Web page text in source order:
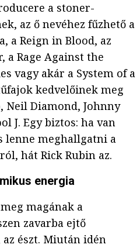
a stoner-
az ő nevéhez fűzhető a
a Reign in Blood, az
a Rage Against the
vagy akár a System of a
kedvelőinek meg
Neil Diamond, Johnny
J. Egy biztos: ha van
lenne meghallgatni a
hát Rick Rubin az.
energia
magának a
zavarba ejtő
észt. Miután idén